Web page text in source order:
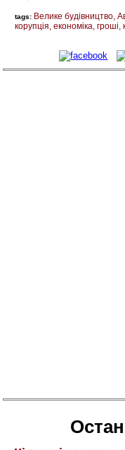
tags: Велике будівництво
корупція економіка гроші